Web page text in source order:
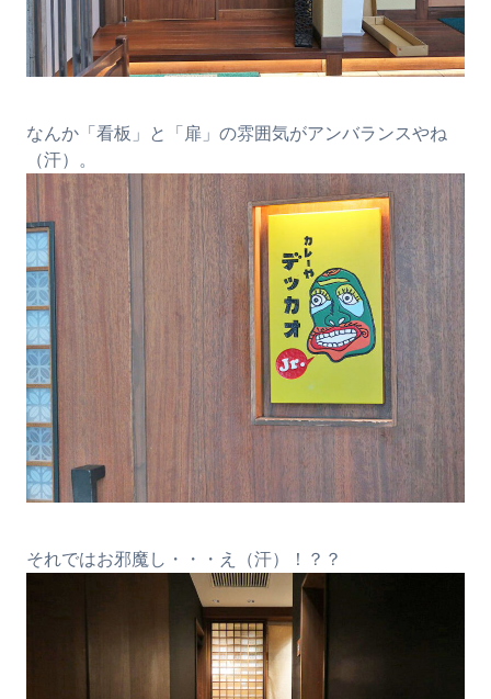
なんか「看板」と「扉」の雰囲気がアンバランスやね
（汗）。
それではお邪魔し・・・え（汗）！？？